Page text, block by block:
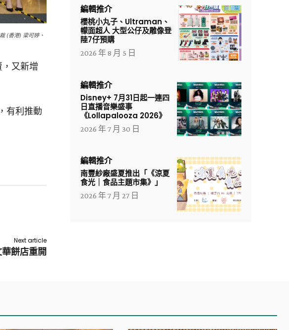
(香港) 梁可婷、
又新增
有利推動
Next article
餅店重開
編輯推介
櫻桃小丸子、Ultraman、
幪面超人 大型公仔及雕像登
陸7仔預購
2026 年 8 月 5 日
編輯推介
Disney+ 7月31日起一連四
日直播音樂盛事
《Lollapalooza 2026》
2026 年 7 月 30 日
編輯推介
南豐紗廠盛夏推出「《涼夏
食光｜食品主題市集》」
2026 年 7 月 27 日